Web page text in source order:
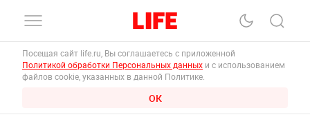
Посещая сайт life.ru, Вы соглашаетесь с приложенной
Политикой обработки Персональных данных и с использованием
файлов cookie, указанных в данной Политике.
ОК